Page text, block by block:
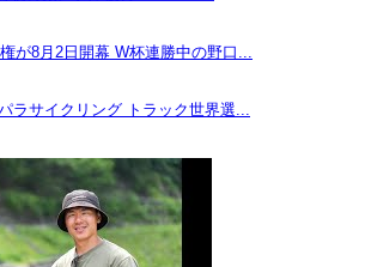
が8月2日開幕 W杯連勝中の野口...
ラサイクリング トラック世界選...